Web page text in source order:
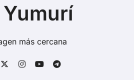
más cercana